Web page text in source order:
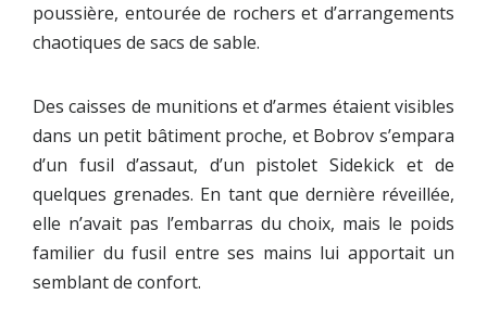
poussière, entourée de rochers et d’arrangements
chaotiques de sacs de sable.
Des caisses de munitions et d’armes étaient visibles
dans un petit bâtiment proche, et Bobrov s’empara
d’un fusil d’assaut, d’un pistolet Sidekick et de
quelques grenades. En tant que dernière réveillée,
elle n’avait pas l’embarras du choix, mais le poids
familier du fusil entre ses mains lui apportait un
semblant de confort.